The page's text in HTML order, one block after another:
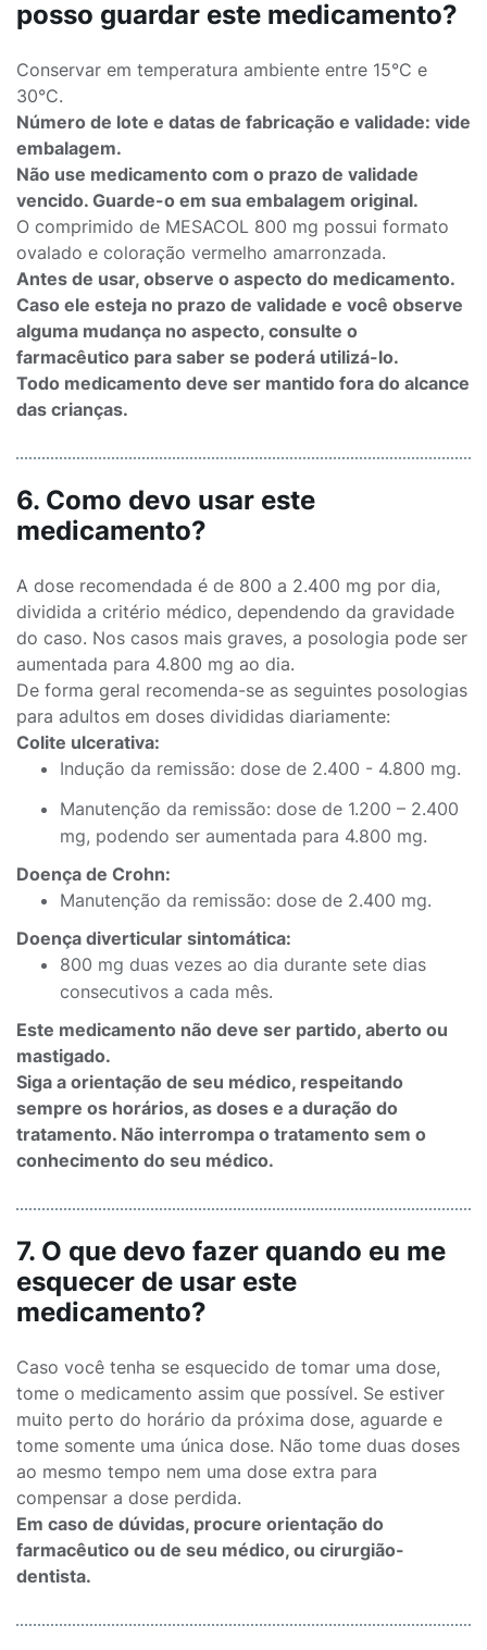
posso guardar este medicamento?
Conservar em temperatura ambiente entre 15°C e
30°C.
Número de lote e datas de fabricação e validade: vide
embalagem.
Não use medicamento com o prazo de validade
vencido. Guarde-o em sua embalagem original.
O comprimido de MESACOL 800 mg possui formato
ovalado e coloração vermelho amarronzada.
Antes de usar, observe o aspecto do medicamento.
Caso ele esteja no prazo de validade e você observe
alguma mudança no aspecto, consulte o
farmacêutico para saber se poderá utilizá-lo.
Todo medicamento deve ser mantido fora do alcance
das crianças.
6. Como devo usar este
medicamento?
A dose recomendada é de 800 a 2.400 mg por dia,
dividida a critério médico, dependendo da gravidade
do caso. Nos casos mais graves, a posologia pode ser
aumentada para 4.800 mg ao dia.
De forma geral recomenda-se as seguintes posologias
para adultos em doses divididas diariamente:
Colite ulcerativa:
Indução da remissão: dose de 2.400 - 4.800 mg.
Manutenção da remissão: dose de 1.200 – 2.400
mg, podendo ser aumentada para 4.800 mg.
Doença de Crohn:
Manutenção da remissão: dose de 2.400 mg.
Doença diverticular sintomática:
800 mg duas vezes ao dia durante sete dias
consecutivos a cada mês.
Este medicamento não deve ser partido, aberto ou
mastigado.
Siga a orientação de seu médico, respeitando
sempre os horários, as doses e a duração do
tratamento. Não interrompa o tratamento sem o
conhecimento do seu médico.
7. O que devo fazer quando eu me
esquecer de usar este
medicamento?
Caso você tenha se esquecido de tomar uma dose,
tome o medicamento assim que possível. Se estiver
muito perto do horário da próxima dose, aguarde e
tome somente uma única dose. Não tome duas doses
ao mesmo tempo nem uma dose extra para
compensar a dose perdida.
Em caso de dúvidas, procure orientação do
farmacêutico ou de seu médico, ou cirurgião-
dentista.